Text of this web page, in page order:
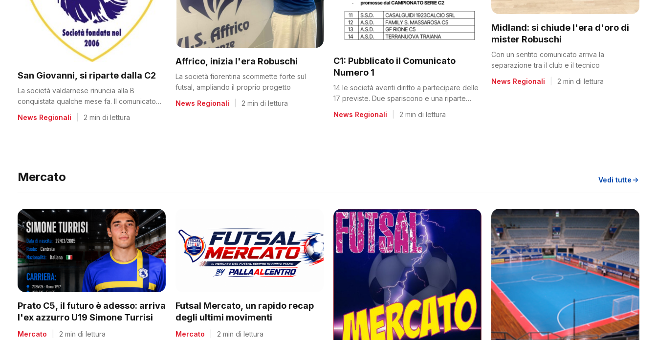
San Giovanni, si riparte dalla C2
La società valdarnese rinuncia alla B
conquistata qualche mese fa. Il comunicato
News Regionali 2 min di lettura
Affrico, inizia l'era Robuschi
La società fiorentina scommette forte sul
futsal, ampliando il proprio progetto
News Regionali
2 min di lettura
C1: Pubblicato il Comunicato
Numero 1
14 le società aventi diritto a partecipare delle
17 previste. Due spariscono e una riparte
News Regionali 2 min di lettura
Midland: si chiude l'era d'oro di
mister Robuschi
Con un sentito comunicato arriva la
separazione tra il club e il tecnico
News Regionali
2 min di lettura
Mercato Vedi tutte
Prato C5, il futuro è adesso: arriva
l'ex azzurro U19 Simone Turrisi
Mercato 2 min di lettura
Futsal Mercato, un rapido recap
degli ultimi movimenti
Mercato 2 min di lettura